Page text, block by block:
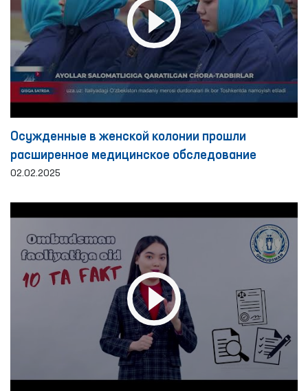
Осужденные в женской колонии прошли
расширенное медицинское обследование
02.02.2025